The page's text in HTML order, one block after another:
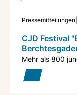
Pressemitteilungen
CJD Festival
Mehr als 800